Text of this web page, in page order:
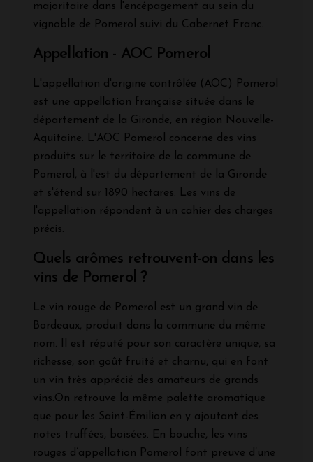
majoritaire dans l'encépagement au sein du
vignoble de Pomerol suivi du Cabernet Franc.
Appellation - AOC Pomerol
L'appellation d'origine contrôlée (AOC) Pomerol
est une appellation française située dans le
département de la Gironde, en région Nouvelle-
Aquitaine. L'AOC Pomerol concerne des vins
produits sur le territoire de la commune de
Pomerol, à l'est du département de la Gironde
et s'étend sur 1890 hectares. Les vins de
l'appellation répondent à un cahier des charges
précis.
Quels arômes retrouvent-on dans les
vins de Pomerol ?
Le vin rouge de Pomerol est un grand vin de
Bordeaux, produit dans la commune du même
nom. Il est réputé pour son caractère unique, sa
richesse, son goût fruité et charnu, qui en font
un vin très apprécié des amateurs de grands
vins.On retrouve la même palette aromatique
que pour les Saint-Émilion en y ajoutant des
notes truffées, boisées. En bouche, les vins
rouges d’appellation Pomerol font preuve d’une